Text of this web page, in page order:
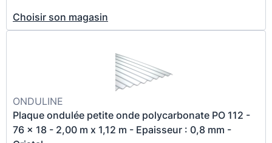
Choisir son magasin
ONDULINE
Plaque ondulée petite onde polycarbonate PO 112 -
76 x 18 - 2,00 m x 1,12 m - Epaisseur : 0,8 mm -